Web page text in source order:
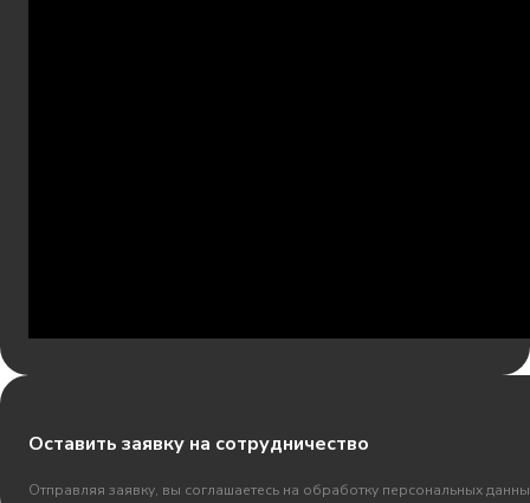
Оставить заявку на сотрудничество
Отправляя заявку, вы соглашаетесь на обработку персональных